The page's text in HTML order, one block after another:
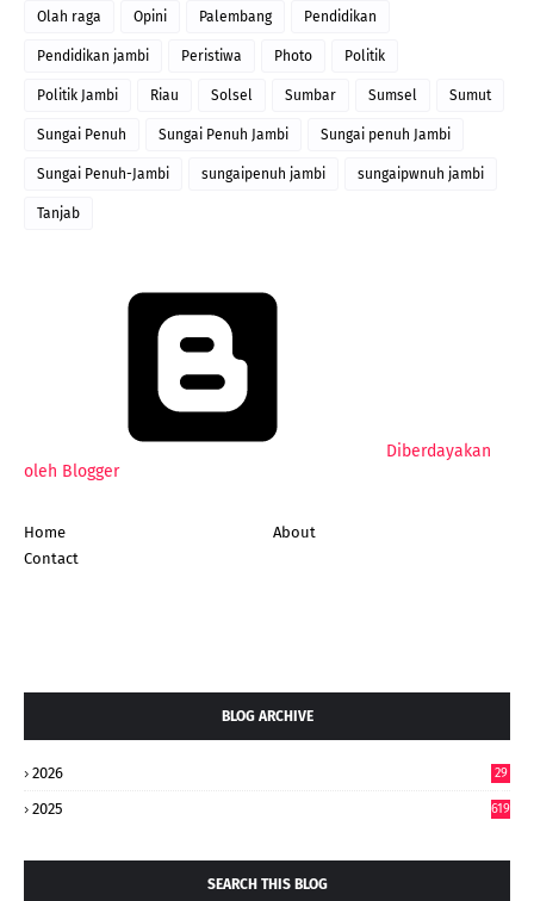
Olah raga Opini Palembang Pendidikan
Pendidikan jambi Peristiwa Photo Politik
Politik Jambi Riau Solsel Sumbar Sumsel Sumut
Sungai Penuh Sungai Penuh Jambi Sungai penuh Jambi
Sungai Penuh-Jambi sungaipenuh jambi sungaipwnuh jambi
Tanjab
Diberdayakan
oleh Blogger
Home
About
Contact
BLOG ARCHIVE
2026
29
2025 619
SEARCH THIS BLOG